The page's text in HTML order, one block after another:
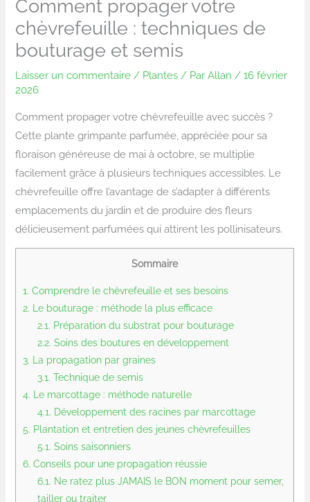
Comment propager votre
chèvrefeuille : techniques de
bouturage et semis
Laisser un commentaire / Plantes / ParAllan /16 février
2026
Comment propager votre chèvrefeuille avec succès ?
Cette plante grimpante parfumée, appréciée pour sa
floraison généreuse de mai à octobre, se multiplie
facilement grâce à plusieurs techniques accessibles. Le
chèvrefeuille offre l’avantage de s’adapter à différents
emplacements du jardin et de produire des fleurs
délicieusement parfumées qui attirent les pollinisateurs.
Sommaire
1. Comprendre le chèvrefeuille et ses besoins
2. Le bouturage : méthode la plus efficace
2.1. Préparation du substrat pour bouturage
2.2. Soins des boutures en développement
3. La propagation par graines
3.1. Technique de semis
4. Le marcottage : méthode naturelle
4.1. Développement des racines par marcottage
5. Plantation et entretien des jeunes chèvrefeuilles
5.1. Soins saisonniers
6. Conseils pour une propagation réussie
6.1. Ne ratez plus JAMAIS le BON moment pour semer,
tailler ou traiter